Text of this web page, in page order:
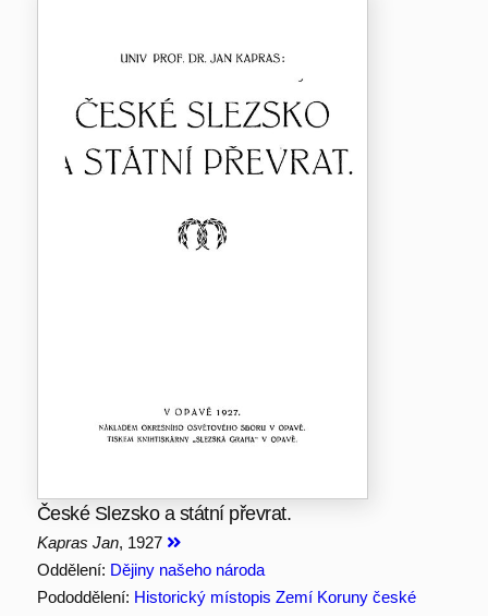
České Slezsko a státní převrat.
Kapras Jan, 1927
Oddělení: Dějiny našeho národa
Pododdělení: Historický místopis Zemí Koruny české